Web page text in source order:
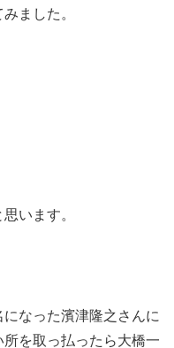
ました。
います。
になった濱津隆之さんに
を取っ払ったら大橋一